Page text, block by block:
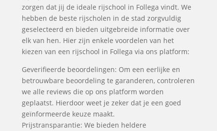
zorgen dat jij de ideale rijschool in Follega vindt. We
hebben de beste rijscholen in de stad zorgvuldig
geselecteerd en bieden uitgebreide informatie over
elk van hen. Hier zijn enkele voordelen van het
kiezen van een rijschool in Follega via ons platform:
Geverifieerde beoordelingen: Om een eerlijke en
betrouwbare beoordeling te garanderen, controleren
we alle reviews die op ons platform worden
geplaatst. Hierdoor weet je zeker dat je een goed
geïnformeerde keuze maakt.
Prijstransparantie: We bieden heldere